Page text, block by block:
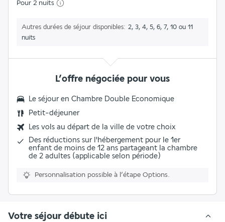
Pour 2 nuits
Autres durées de séjour disponibles
2, 3, 4, 5, 6, 7, 10 ou 11
nuits
L’offre négociée pour vous
Le séjour en Chambre Double Economique
Petit-déjeuner
Les vols au départ de la ville de votre choix
Des réductions sur l'hébergement pour le 1er
enfant de moins de 12 ans partageant la chambre
de 2 adultes (applicable selon période)
Personnalisation possible à l’étape Options.
Votre séjour débute ici